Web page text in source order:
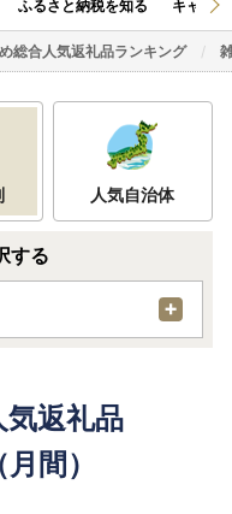
ふるさと納税を知る キャン
総合人気返礼品ランキング
人気自治体
する
返礼品
間）